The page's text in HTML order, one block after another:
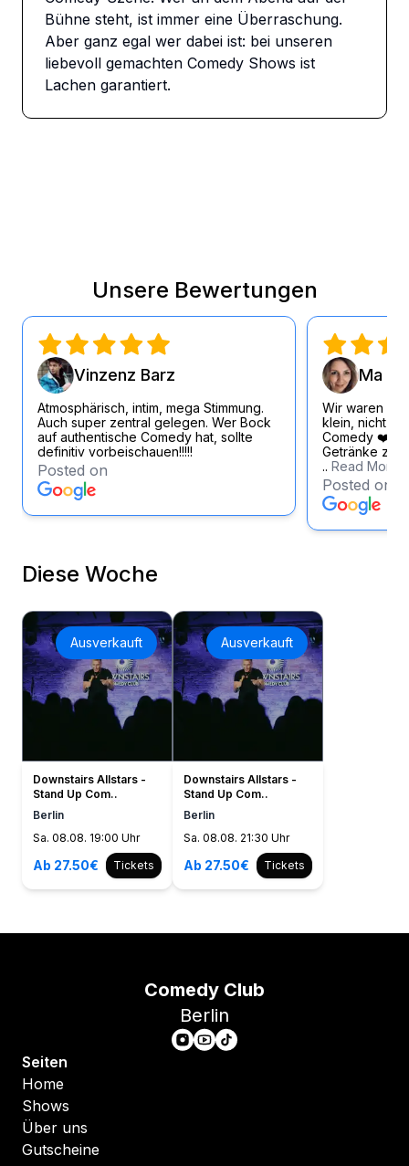
Bühne steht, ist immer eine Überraschung.
Aber ganz egal wer dabei ist: bei unseren
liebevoll gemachten Comedy Shows ist
Lachen garantiert.
Unsere Bewertungen
Vinzenz Barz
Atmosphärisch, intim, mega Stimmung.
Auch super zentral gelegen. Wer Bock
auf authentische Comedy hat, sollte
definitiv vorbeischauen!!!!!
Posted on
Ma Si
Wir waren
klein, nicht zu
Comedy ❤️
Getränke
.. Read More
Posted on
Diese Woche
Ausverkauft
Downstairs Allstars -
Stand Up Com..
Berlin
Sa. 08.08. 19:00 Uhr
Ab 27.50€ Tickets
Ausverkauft
Downstairs Allstars -
Stand Up Com..
Berlin
Sa. 08.08. 21:30 Uhr
Ab 27.50€ Tickets
Comedy Club
Berlin
Seiten
Home
Shows
Über uns
Gutscheine